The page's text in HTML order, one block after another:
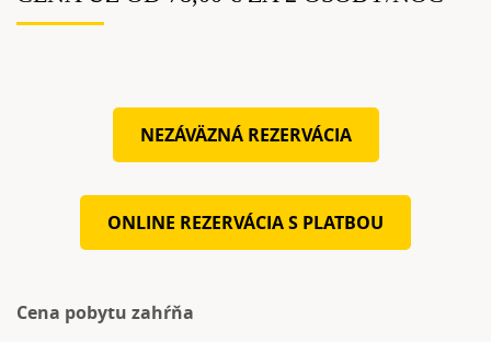
NEZÁVÄZNÁ REZERVÁCIA
ONLINE REZERVÁCIA S PLATBOU
Cena pobytu zahŕňa